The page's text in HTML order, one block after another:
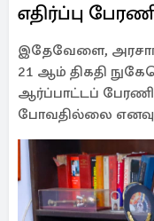
எதிர்ப்பு
இதேவேளை,
21 ஆம் திகதி
ஆர்ப்பாட்டப்
போவதில்லை